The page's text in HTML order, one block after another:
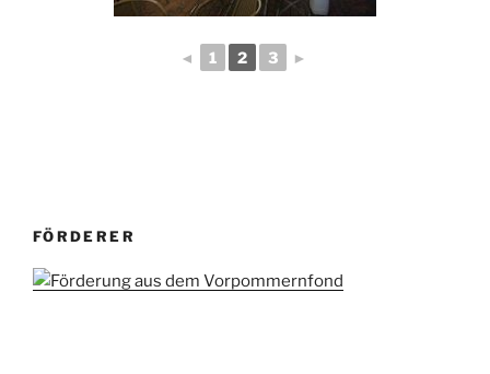
◄ 1 2 3 ►
FÖRDERER